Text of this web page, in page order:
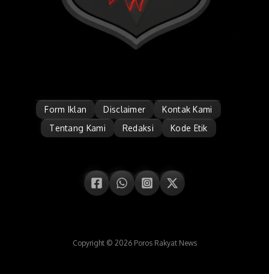
Form Iklan Disclaimer
Kontak Kami
Tentang Kami
Redaksi Kode Etik
Copyright © 2026 Poros Rakyat News